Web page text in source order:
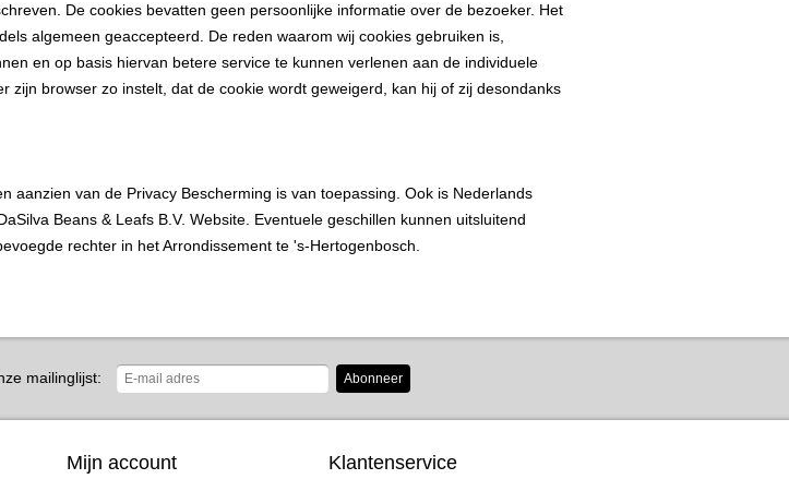
De cookies bevatten geen persoonlijke informatie over de bezoeker. Het
algemeen geaccepteerd. De reden waarom wij cookies gebruiken is,
en op basis hiervan betere service te kunnen verlenen aan de individuele
zijn browser zo instelt, dat de cookie wordt geweigerd, kan hij of zij desondanks
aanzien van de Privacy Bescherming is van toepassing. Ook is Nederlands
Beans & Leafs B.V. Website. Eventuele geschillen kunnen uitsluitend
rechter in het Arrondissement te 's-Hertogenbosch.
mailinglijst: Abonneer
Mijn account Klantenservice